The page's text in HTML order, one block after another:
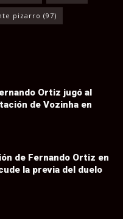
pizarro (97)
Ortiz jugó al
de Vozinha en
de Fernando Ortiz en
la previa del duelo